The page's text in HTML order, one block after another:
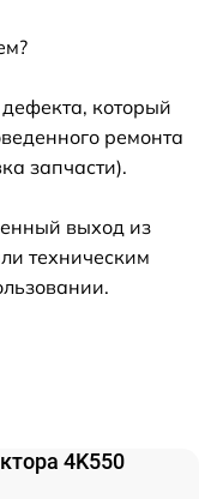
который
ремонта
запчасти).
выход из
техническим
4K550